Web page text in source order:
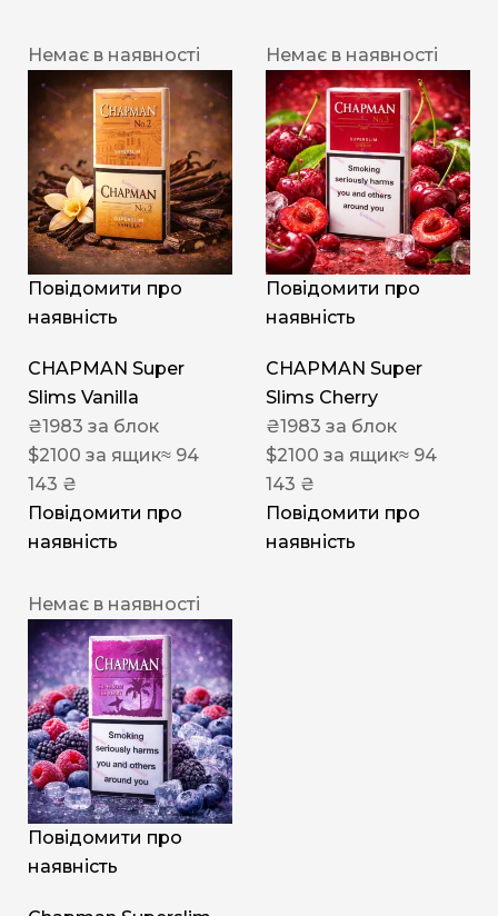
Немає в наявності
Повідомити про
наявність
CHAPMAN Super
Slims Vanilla
₴1983 за блок
$2100 за ящик≈ 94
143 ₴
Повідомити про
наявність
Немає в наявності
Повідомити про
наявність
CHAPMAN Super
Slims Cherry
₴1983 за блок
$2100 за ящик≈ 94
143 ₴
Повідомити про
наявність
Немає в наявності
Повідомити про
наявність